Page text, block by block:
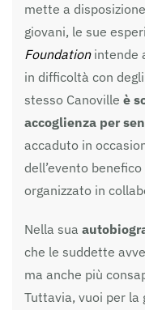
mette a
giovani, le sue
Foundationintende
in difficoltà con
stesso Canoville è
accoglienza per
accaduto in
dell’evento benefico
organizzato in
Nella sua
che le suddette
ma anche più
Tuttavia, vuoi per la